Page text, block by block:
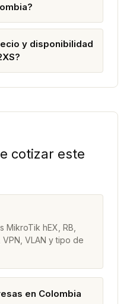
y disponibilidad
cotizar este
hEX, RB,
VLAN y tipo de
en Colombia